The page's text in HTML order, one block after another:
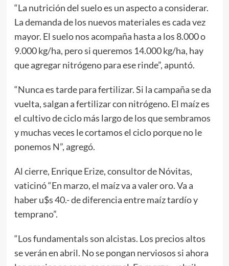
“La nutrición del suelo es un aspecto a considerar.
La demanda de los nuevos materiales es cada vez
mayor. El suelo nos acompaña hasta a los 8.000 o
9.000 kg/ha, pero si queremos 14.000 kg/ha, hay
que agregar nitrógeno para ese rinde”, apuntó.
“Nunca es tarde para fertilizar. Si la campaña se da
vuelta, salgan a fertilizar con nitrógeno. El maíz es
el cultivo de ciclo más largo de los que sembramos
y muchas veces le cortamos el ciclo porque no le
ponemos N”, agregó.
Al cierre, Enrique Erize, consultor de Nóvitas,
vaticinó “En marzo, el maíz va a valer oro. Va a
haber u$s 40.- de diferencia entre maíz tardío y
temprano”.
“Los fundamentals son alcistas. Los precios altos
se verán en abril. No se pongan nerviosos si ahora